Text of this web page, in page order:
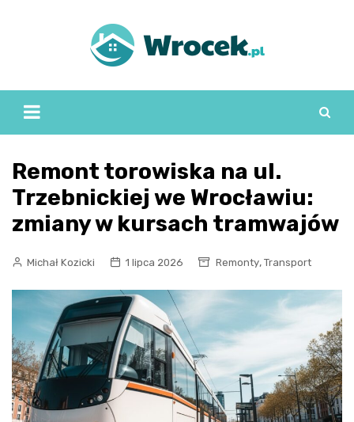
Remont torowiska na ul.
Trzebnickiej we Wrocławiu:
zmiany w kursach tramwajów
Michał Kozicki 1 lipca 2026 Remonty, Transport